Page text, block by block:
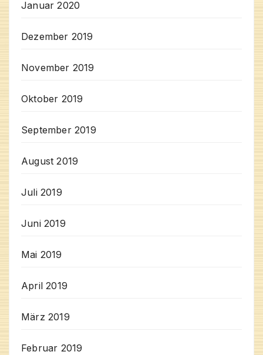
Januar 2020
Dezember 2019
November 2019
Oktober 2019
September 2019
August 2019
Juli 2019
Juni 2019
Mai 2019
April 2019
März 2019
Februar 2019